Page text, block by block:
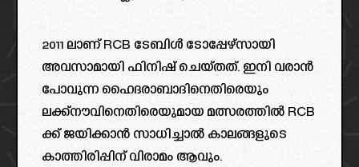
2011 ലാണ് RCB ടേബിൾ ടോപ്പേഴ്സായി
അവസാമായി ഫിനിഷ് ചെയ്തത്. ഇനി വരാൻ
പോവുന്ന ഹൈദരാബാദിനെതിരെയും
ലക്ക്നൗവിനെതിരെയുമായ മത്സരത്തിൽ RCB
ക്ക് ജയിക്കാൻ സാധിച്ചാൽ കാലങ്ങളുടെ
കാത്തിരിപ്പിന് വിരാമം ആവും.